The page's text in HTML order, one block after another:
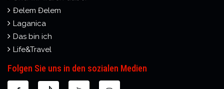
Đelem Đelem
Laganica
Das bin ich
Life&Travel
Folgen Sie uns in den sozialen Medien